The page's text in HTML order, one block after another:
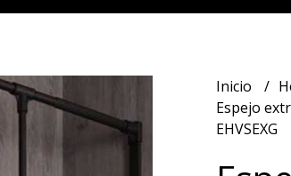
Inicio
Espejo
EHVSEXG